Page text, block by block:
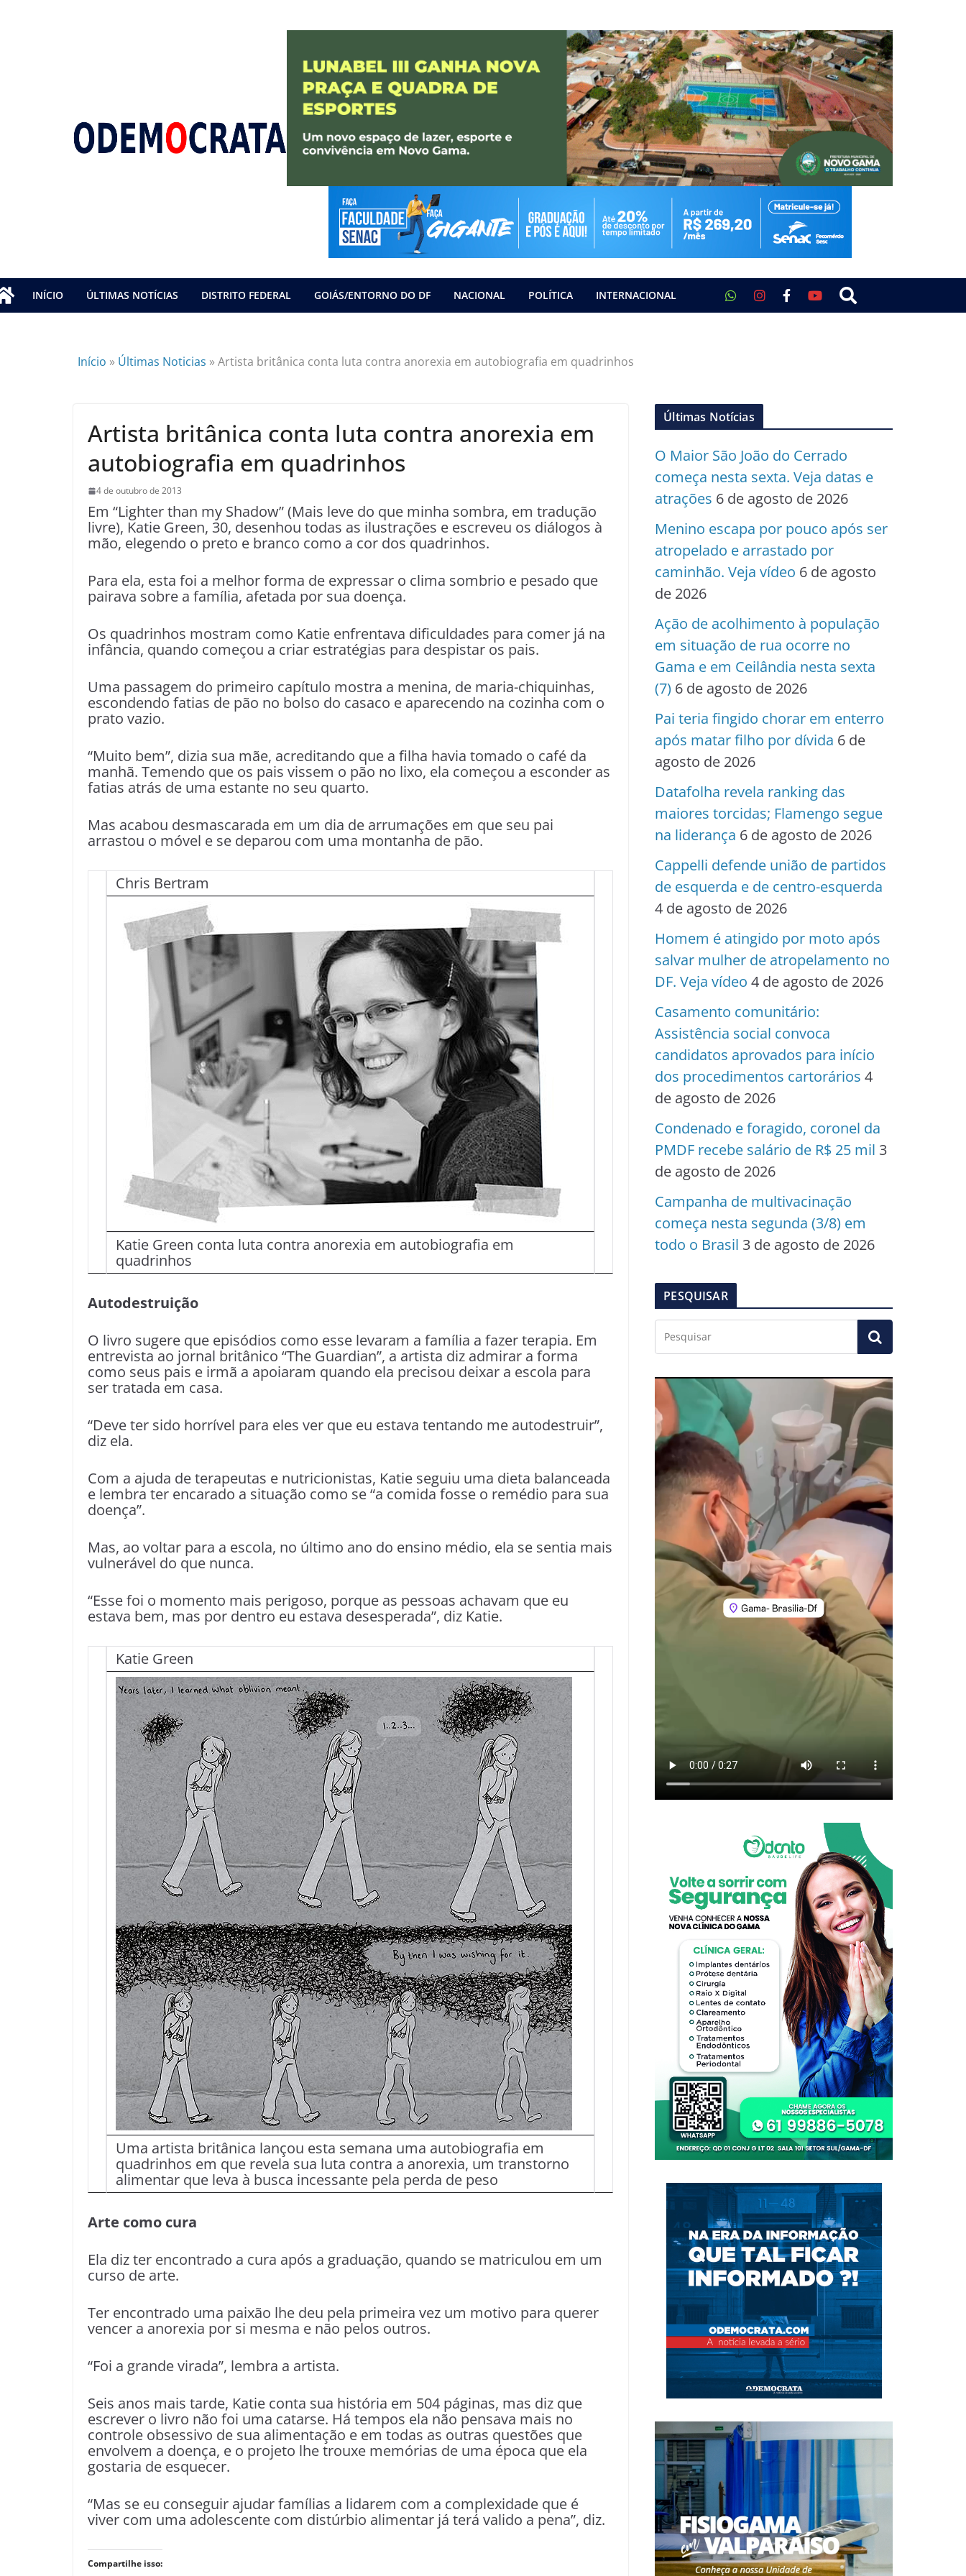
INÍCIO ÚLTIMAS NOTÍCIAS DISTRITO FEDERAL GOIÁS/ENTORNO DO DF NACIONAL POLÍTICA INTERNACIONAL
Início » Últimas Noticias »Artista britânica conta luta contra anorexia em autobiografia em quadrinhos
Artista britânica conta luta contra anorexia em
autobiografia em quadrinhos
4 de outubro de 2013
Em “Lighter than my Shadow” (Mais leve do que minha sombra, em tradução
livre), Katie Green, 30, desenhou todas as ilustrações e escreveu os diálogos à
mão, elegendo o preto e branco como a cor dos quadrinhos.
Para ela, esta foi a melhor forma de expressar o clima sombrio e pesado que
pairava sobre a família, afetada por sua doença.
Os quadrinhos mostram como Katie enfrentava dificuldades para comer já na
infância, quando começou a criar estratégias para despistar os pais.
Uma passagem do primeiro capítulo mostra a menina, de maria-chiquinhas,
escondendo fatias de pão no bolso do casaco e aparecendo na cozinha com o
prato vazio.
“Muito bem”, dizia sua mãe, acreditando que a filha havia tomado o café da
manhã. Temendo que os pais vissem o pão no lixo, ela começou a esconder as
fatias atrás de uma estante no seu quarto.
Mas acabou desmascarada em um dia de arrumações em que seu pai
arrastou o móvel e se deparou com uma montanha de pão.
Chris Bertram
Katie Green conta luta contra anorexia em autobiografia em
quadrinhos
Autodestruição
O livro sugere que episódios como esse levaram a família a fazer terapia. Em
entrevista ao jornal britânico “The Guardian”, a artista diz admirar a forma
como seus pais e irmã a apoiaram quando ela precisou deixar a escola para
ser tratada em casa.
“Deve ter sido horrível para eles ver que eu estava tentando me autodestruir”,
diz ela.
Com a ajuda de terapeutas e nutricionistas, Katie seguiu uma dieta balanceada
e lembra ter encarado a situação como se “a comida fosse o remédio para sua
doença”.
Mas, ao voltar para a escola, no último ano do ensino médio, ela se sentia mais
vulnerável do que nunca.
“Esse foi o momento mais perigoso, porque as pessoas achavam que eu
estava bem, mas por dentro eu estava desesperada”, diz Katie.
Katie Green
Uma artista britânica lançou esta semana uma autobiografia em
quadrinhos em que revela sua luta contra a anorexia, um transtorno
alimentar que leva à busca incessante pela perda de peso
Arte como cura
Ela diz ter encontrado a cura após a graduação, quando se matriculou em um
curso de arte.
Ter encontrado uma paixão lhe deu pela primeira vez um motivo para querer
vencer a anorexia por si mesma e não pelos outros.
“Foi a grande virada”, lembra a artista.
Seis anos mais tarde, Katie conta sua história em 504 páginas, mas diz que
escrever o livro não foi uma catarse. Há tempos ela não pensava mais no
controle obsessivo de sua alimentação e em todas as outras questões que
envolvem a doença, e o projeto lhe trouxe memórias de uma época que ela
gostaria de esquecer.
“Mas se eu conseguir ajudar famílias a lidarem com a complexidade que é
viver com uma adolescente com distúrbio alimentar já terá valido a pena”, diz.
Compartilhe isso:
Últimas Notícias
O Maior São João do Cerrado
começa nesta sexta. Veja datas e
atrações 6 de agosto de 2026
Menino escapa por pouco após ser
atropelado e arrastado por
caminhão. Veja vídeo 6 de agosto
de 2026
Ação de acolhimento à população
em situação de rua ocorre no
Gama e em Ceilândia nesta sexta
(7) 6 de agosto de 2026
Pai teria fingido chorar em enterro
após matar filho por dívida 6 de
agosto de 2026
Datafolha revela ranking das
maiores torcidas; Flamengo segue
na liderança 6 de agosto de 2026
Cappelli defende união de partidos
de esquerda e de centro-esquerda
4 de agosto de 2026
Homem é atingido por moto após
salvar mulher de atropelamento no
DF. Veja vídeo 4 de agosto de 2026
Casamento comunitário:
Assistência social convoca
candidatos aprovados para início
dos procedimentos cartorários 4
de agosto de 2026
Condenado e foragido, coronel da
PMDF recebe salário de R$ 25 mil 3
de agosto de 2026
Campanha de multivacinação
começa nesta segunda (3/8) em
todo o Brasil 3 de agosto de 2026
PESQUISAR